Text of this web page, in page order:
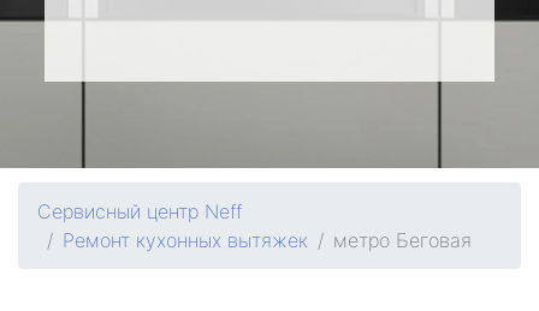
Сервисный центр Neff
Ремонт кухонных вытяжек
метро Беговая